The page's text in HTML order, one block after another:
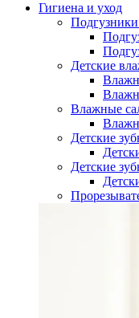
Гигиена и уход
Подгузники
Детские
Влажные
Детские
Детские